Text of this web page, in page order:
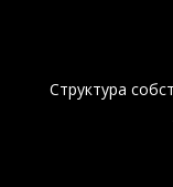
Структура